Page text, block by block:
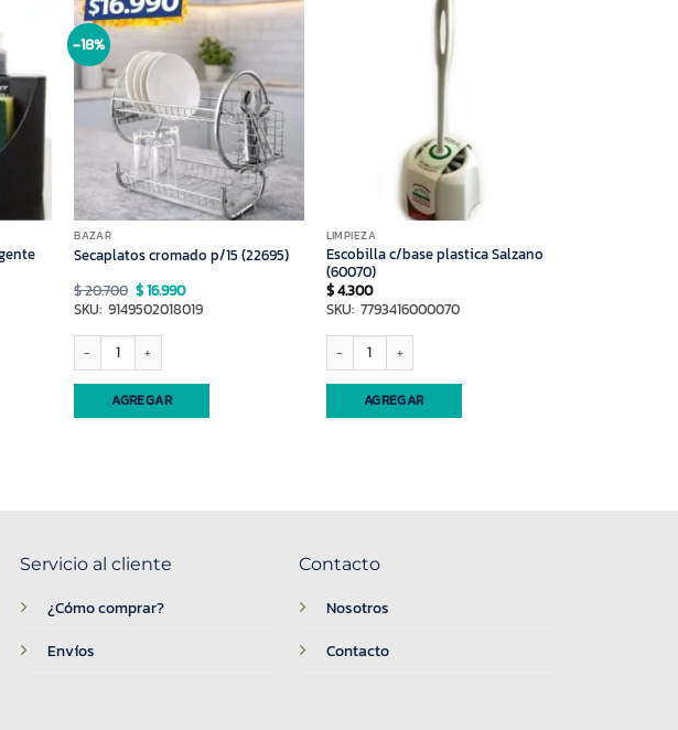
ngo/gris (57852) cantidad
-18%
BAZAR
Secaplatos cromado p/15 (22695)
$20.700 El
precio
original
$ 20.700.
$16.990El
precio
actual
SKU: 9149502018019
Secaplatos cromado p/15 (22695) cantidad
AGREGAR
LIMPIEZA
Escobilla c/base plastica Salzano
(60070)
$4.300
SKU: 7793416000070
Escobilla c/base plastica Salzano (60070) cantidad
AGREGAR
Servicio al cliente
¿Cómo comprar?
Envíos
Contacto
Nosotros
Contacto